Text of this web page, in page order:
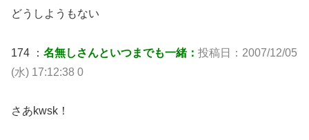
どうしようもない
174 ： 名無しさんといつまでも一緒： 投稿日：2007/12/05
(水) 17:12:38 0
さあkwsk！